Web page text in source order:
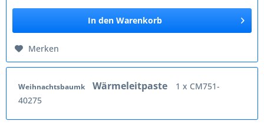
In den Warenkorb
Merken
Weihnachtsbaumk Wärmeleitpaste
1 x CM751-
40275